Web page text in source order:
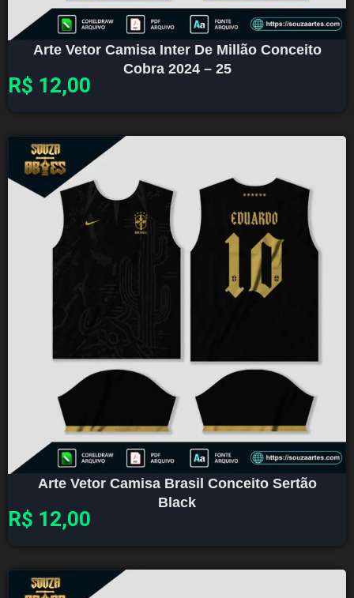
Arte Vetor Camisa Inter De Millão Conceito
Cobra 2024 – 25
R$ 12,00
Arte Vetor Camisa Brasil Conceito Sertão
Black
R$ 12,00